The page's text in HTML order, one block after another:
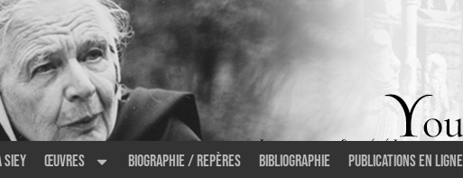
SIEY Œuvres Biographie / Repères Bibliographie Publications en ligne